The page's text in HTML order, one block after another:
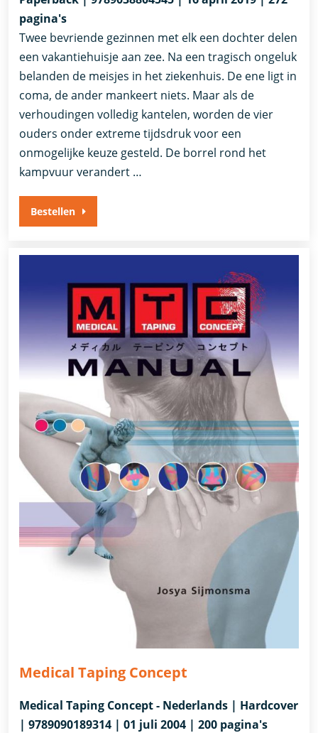
pagina's
Twee bevriende gezinnen met elk een dochter delen
een vakantiehuisje aan zee. Na een tragisch ongeluk
belanden de meisjes in het ziekenhuis. De ene ligt in
coma, de ander mankeert niets. Maar als de
verhoudingen volledig kantelen, worden de vier
ouders onder extreme tijdsdruk voor een
onmogelijke keuze gesteld. De borrel rond het
kampvuur verandert …
Bestellen
Medical Taping Concept
Medical Taping Concept - Nederlands | Hardcover
| 9789090189314 | 01 juli 2004 | 200 pagina's